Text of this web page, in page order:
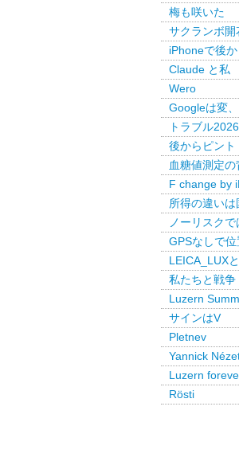
梅も咲いた
サクランボ開
Claude と私
Wero
トラブル
後からピン
私たちと戦争
Luzern
サインはV
Pletnev
Luzern
Rösti